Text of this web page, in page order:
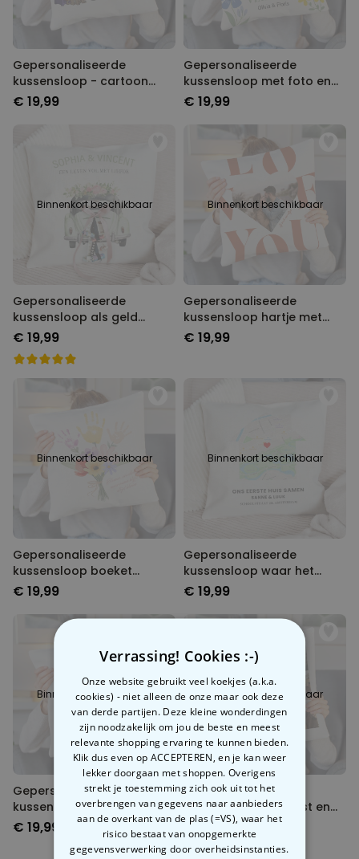
Gepersonaliseerde
kussensloop - cartoon
familie illustratie
€ 19,99
Gepersonaliseerde
kussensloop met foto en
tekst
€ 19,99
Binnenkort beschikbaar
Gepersonaliseerde
kussensloop als geld
cadeau voor huwelijk
€ 19,99
Binnenkort beschikbaar
Gepersonaliseerde
kussensloop hartje met
foto en tekst
€ 19,99
Binnenkort beschikbaar
Gepersonaliseerde
kussensloop boeket
bloemen met handafdruk
€ 19,99
Binnenkort beschikbaar
Gepersonaliseerde
kussensloop waar het
begon
€ 19,99
Binnenkort beschikbaar
Gepersonaliseerde
kussensloop met
monogram
€ 19,99
Binnenkort beschikbaar
Personaliseerbare
kussenhoes met tekst en
symbolen
€ 19,99
Verrassing! Cookies :-)
Onze website gebruikt veel koekjes (a.k.a.
cookies) - niet alleen de onze maar ook deze
van derde partijen. Deze kleine wonderdingen
zijn noodzakelijk om jou de beste en meest
relevante shopping ervaring te kunnen bieden.
Klik dus even op ACCEPTEREN, en je kan weer
lekker doorgaan met shoppen. Overigens
strekt je toestemming zich ook uit tot het
overbrengen van gegevens naar aanbieders
aan de overkant van de plas (=VS), waar het
risico bestaat van onopgemerkte
gegevensverwerking door overheidsinstanties.